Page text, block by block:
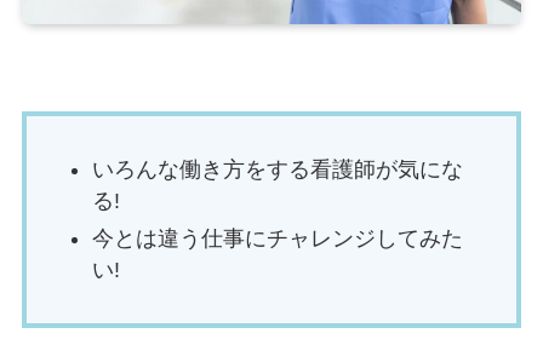
いろんな働き方をする看護師が気にな
る!
今とは違う仕事にチャレンジしてみた
い!